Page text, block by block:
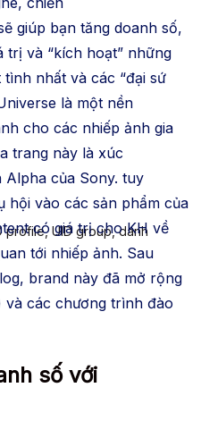
profile, UID group, danh
giúp bạn tăng doanh số,
trị và “kích hoạt” những
nhất và các “đại sứ
là một nền
cho các nhiếp ảnh gia
trang này là xúc
của Sony. tuy
hội vào các sản phẩm của
có giá trị choKH về
tới nhiếp ảnh. Sau
brand này đã mở rộng
và các chương trình đào
số với